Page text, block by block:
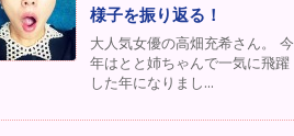
様子を振り返る！
大人気女優の高畑充希さん。 今
年はとと姉ちゃんで一気に飛躍
した年になりまし...